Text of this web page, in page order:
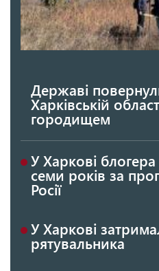
Державі
Харківській
городищем
У Харкові
семи років за
Росії
У Харкові
рятувальника